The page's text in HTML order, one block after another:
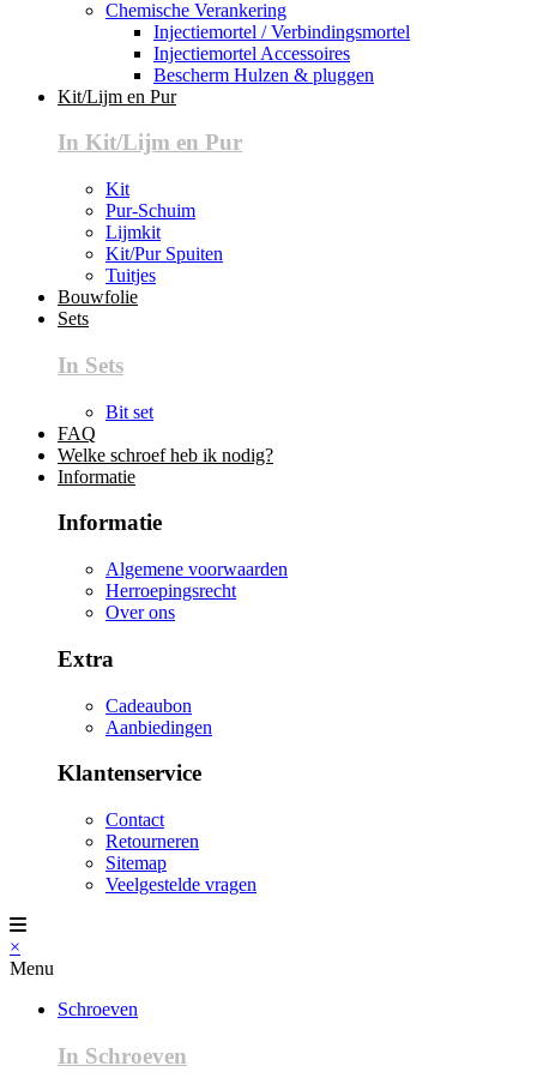
Chemische Verankering
Injectiemortel / Verbindingsmortel
Injectiemortel Accessoires
Bescherm Hulzen & pluggen
Kit/Lijm en Pur
In Kit/Lijm en Pur
Kit
Pur-Schuim
Lijmkit
Kit/Pur Spuiten
Tuitjes
Bouwfolie
Sets
In Sets
Bit set
FAQ
Welke schroef heb ik nodig?
Informatie
Informatie
Algemene voorwaarden
Herroepingsrecht
Over ons
Extra
Cadeaubon
Aanbiedingen
Klantenservice
Contact
Retourneren
Sitemap
Veelgestelde vragen
×
Menu
Schroeven
In Schroeven